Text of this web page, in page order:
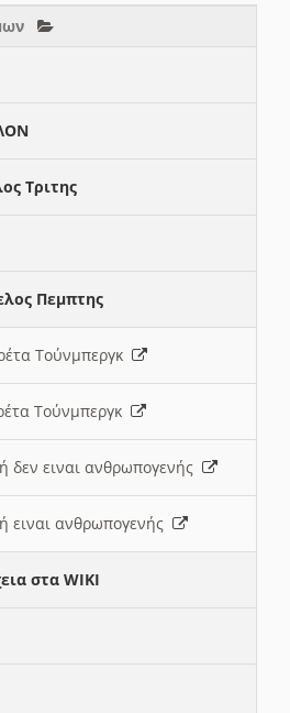
Τριτης
Πεμπτης
Τούνμπεργκ
Τούνμπεργκ
δεν ειναι ανθρωπογενής
ειναι ανθρωπογενής
στα WIKI